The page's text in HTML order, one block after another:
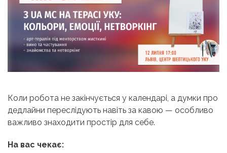
Коли робота не закінчується у календарі, а думки про
дедлайни переслідують навіть за кавою — особливо
важливо знаходити простір для себе.
На вас чекає: